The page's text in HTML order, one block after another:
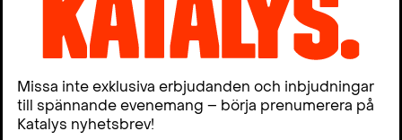
Missa inte exklusiva erbjudanden och inbjudningar
till spännande evenemang – börja prenumerera på
Katalys nyhetsbrev!